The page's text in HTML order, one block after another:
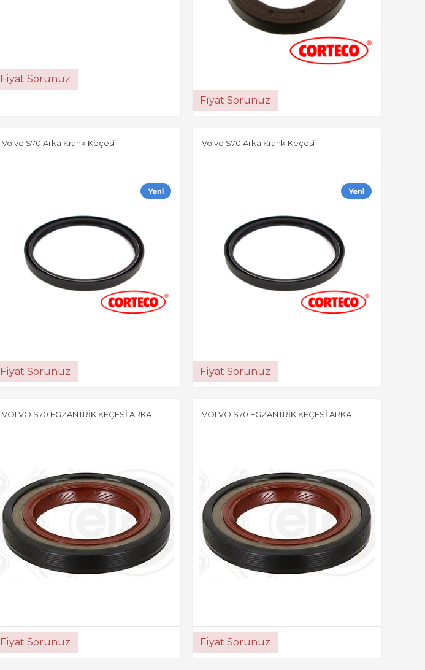
Fiyat Sorunuz
Fiyat Sorunuz
Volvo S70 Arka Krank Keçesi
Fiyat Sorunuz
Volvo S70 Arka Krank Keçesi
Fiyat Sorunuz
VOLVO S70 EGZANTRİK KEÇESİ ARKA
Fiyat Sorunuz
VOLVO S70 EGZANTRİK KEÇESİ ARKA
Fiyat Sorunuz